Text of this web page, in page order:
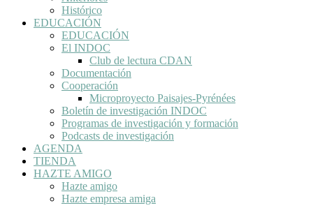
Histórico
EDUCACIÓN
EDUCACIÓN
El INDOC
Club de lectura CDAN
Documentación
Cooperación
Microproyecto Paisajes-Pyrénées
Boletín de investigación INDOC
Programas de investigación y formación
Podcasts de investigación
AGENDA
TIENDA
HAZTE AMIGO
Hazte amigo
Hazte empresa amiga